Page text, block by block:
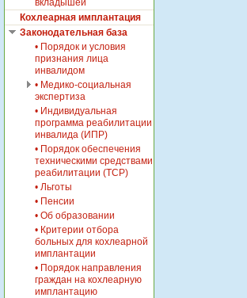
вкладышей
Кохлеарная имплантация
Законодательная база
• Порядок и условия
признания лица
инвалидом
• Медико-социальная
экспертиза
- Постановление
Правительства РФ от
16.10.2000 N 789
- Приказ
Минздравсоцразвития
РФ от 01.08.2007 N
514
- Приказ
Минздравсоцразвития
РФ от 17.11.2009 N
906н
- Приказ
Минздравсоцразвития
РФ от 22.08.2005 N
535
• Индивидуальная
программа реабилитации
инвалида (ИПР)
• Порядок обеспечения
техническими средствами
реабилитации (ТСР)
• Льготы
• Пенсии
• Об образовании
• Критерии отбора
больных для кохлеарной
имплантации
• Порядок направления
граждан на кохлеарную
имплантацию